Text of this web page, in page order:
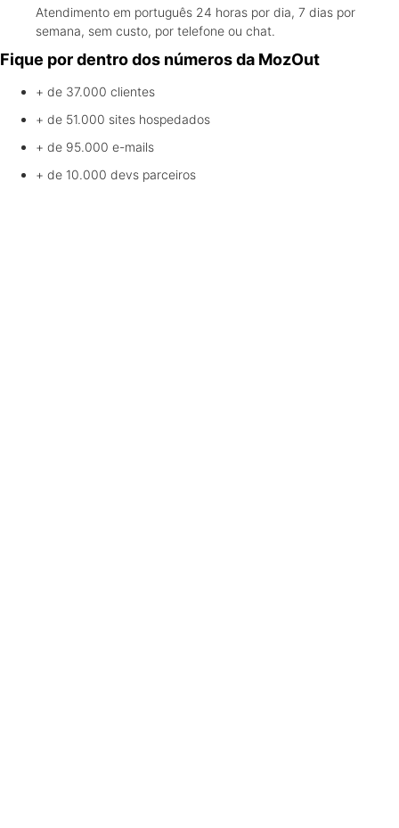
Atendimento em português 24 horas por dia, 7 dias por
semana, sem custo, por telefone ou chat.
Fique por dentro dos números da MozOut
+ de 37.000 clientes
+ de 51.000 sites hospedados
+ de 95.000 e-mails
+ de 10.000 devs parceiros